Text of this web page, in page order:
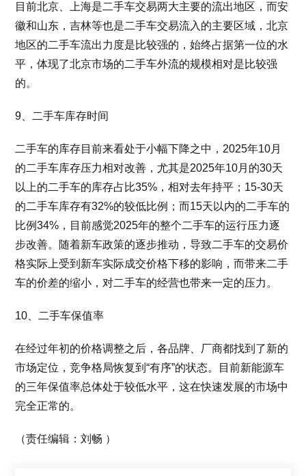
目前北京、上海是二手车交易两大主要的流出地区，而安
徽和山东，吉林等也是二手车交易流入的主要区域，北京
地区的二手车流出力度是比较强的，始终占据第一位的水
平，体现了北京市场的二手车外流的规模相对是比较强
的。
9、二手车库存时间
二手车的库存目前来看处于小幅下降之中，2025年10月
的二手车库存压力相对改善，尤其是2025年10月的30天
以上的二手车的库存占比35%，相对去年持平；15-30天
的二手车库存有32%的较低比例；而15天以内的二手车的
比例34%，目前感觉2025年的整个二手车的运行压力逐
步改善。随着新车政策的逐步推动，导致二手车的交易价
格实际上受到新车实际成交价格下移的影响，而带来二手
车的价差的缩小，对二手车的经营也带来一定的压力。
10、二手车保值率
在经过年初的价格调整之后，各品牌、厂商都找到了新的
市场定位，竞争格局恢复到“有序”的状态。目前新能源车
的三年保值率总体处于较低水平，这在快速发展的市场中
完全正常的。
（责任编辑：刘畅 ）